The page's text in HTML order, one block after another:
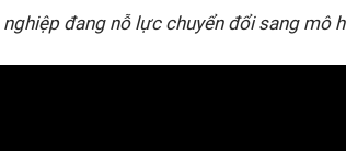
đang nỗ lực chuyển đổi sang mô